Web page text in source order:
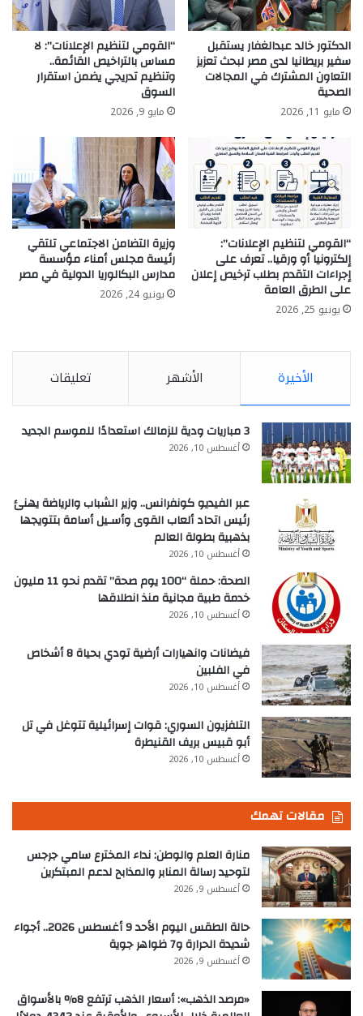
الدكتور خالد عبدالغفار يستقبل
سفير بريطانيا لدى مصر لبحث تعزيز
التعاون المشترك في المجالات
الصحية
مايو 11, 2026
“القومي لتنظيم الإعلانات”: لا
مساس بالتراخيص القائمة..
وتنظيم تدريجي يضمن استقرار
السوق
مايو 9, 2026
“القومي لتنظيم الإعلانات”:
إلكترونيا أو ورقيا.. تعرف على
إجراءات التقدم بطلب ترخيص إعلان
على الطرق العامة
يونيو 25, 2026
وزيرة التضامن الاجتماعي تلتقي
رئيسة مجلس أمناء مؤسسة
مدارس البكالوريا الدولية في مصر
يونيو 24, 2026
الأخيرة الأشهر تعليقات
3 مباريات ودية للزمالك استعدادًا للموسم الجديد
أغسطس 10, 2026
عبر الفيديو كونفرانس.. وزير الشباب والرياضة يهنئ
رئيس اتحاد ألعاب القوى وأسـيل أسامة بتتويجها
بذهبية بطولة العالم
أغسطس 10, 2026
الصحة: حملة “100 يوم صحة” تقدم نحو 11 مليون
خدمة طبية مجانية منذ انطلاقها
أغسطس 10, 2026
فيضانات وانهيارات أرضية تودي بحياة 8 أشخاص
في الفلبين
أغسطس 10, 2026
التلفزيون السوري: قوات إسرائيلية تتوغل في تل
أبو قبيس بريف القنيطرة
أغسطس 10, 2026
مقالات تهمك
منارة العلم والوطن: نداء المخترع سامي جرجس
لتوحيد رسالة المنابر والمذابح لدعم المبتكرين
أغسطس 9, 2026
حالة الطقس اليوم الأحد 9 أغسطس 2026.. أجواء
شديدة الحرارة و7 ظواهر جوية
أغسطس 9, 2026
«مرصد الذهب»: أسعار الذهب ترتفع 8% بالأسواق